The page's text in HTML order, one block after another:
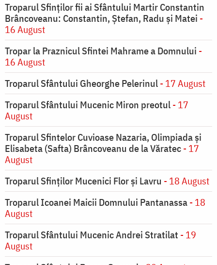
Troparul Sfinților fii ai Sfântului Martir Constantin
Brâncoveanu: Constantin, Ștefan, Radu și Matei -
16 August
Tropar la Praznicul Sfintei Mahrame a Domnului -
16 August
Troparul Sfântului Gheorghe Pelerinul- 17 August
Troparul Sfântului Mucenic Miron preotul- 17
August
Troparul Sfintelor Cuvioase Nazaria, Olimpiada și
Elisabeta (Safta) Brâncoveanu de la Văratec- 17
August
Troparul Sfinţilor Mucenici Flor şi Lavru - 18 August
Troparul Icoanei Maicii Domnului Pantanassa- 18
August
Troparul Sfântului Mucenic Andrei Stratilat - 19
August